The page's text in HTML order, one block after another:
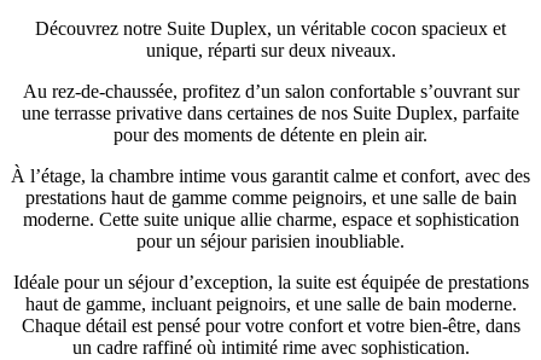
Découvrez notre Suite Duplex, un véritable cocon spacieux et
unique, réparti sur deux niveaux.
Au rez-de-chaussée, profitez d’un salon confortable s’ouvrant sur
une terrasse privative dans certaines de nos Suite Duplex, parfaite
pour des moments de détente en plein air.
À l’étage, la chambre intime vous garantit calme et confort, avec des
prestations haut de gamme comme peignoirs, et une salle de bain
moderne. Cette suite unique allie charme, espace et sophistication
pour un séjour parisien inoubliable.
Idéale pour un séjour d’exception, la suite est équipée de prestations
haut de gamme, incluant peignoirs, et une salle de bain moderne.
Chaque détail est pensé pour votre confort et votre bien-être, dans
un cadre raffiné où intimité rime avec sophistication.